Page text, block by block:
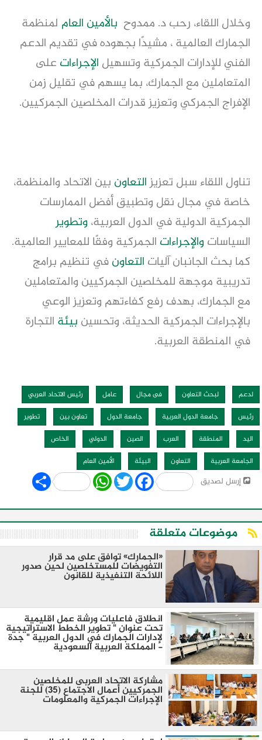
وخلال اللقاء، رحب د. ممدوح بالأمين العام لمنظمة
الجمارك العالمية ، مشيدًا بجهوده في تقديم الدعم
الفني للإدارات الجمركية وتسهيل الإجراءات على
المتعاملين مع الجمارك، بما يسهم في تقليل زمن
الإفراج الجمركي وتعزيز قدرات المخلصين الجمركيين.
تناول اللقاء سبل تعزيزالتعاون بين الاتحاد والمنظمة،
خاصة في مجال نقل وتطبيق أفضل الممارسات
الجمركية الدولية في الدول العربية،وتطوير
السياساتوالإجراءات الجمركية وفقًا للمعايير العالمية.
كما بحث الجانبان آليات التعاونفي تنظيم برامج
تدريبية موجهة للمخلصين الجمركيين والمتعاملين
مع الجمارك، بهدف رفع كفاءتهم وتعزيز الوعي
بالإجراءات الجمركية الحديثة، وتحسين بيئة التجارة
في المنطقة العربية.
لدعم لبحث التعاون فى مجال عامل
رئيس الاتحاد العربي
رئيس
جامعة الدول العربية جامعة الدول تعاون بين
تطوير
اليد
المنطقة العرب الصين الدولي
الخاص
الجامعة العربية
التعاون البيئة الأمين العام
إرسل لصديق Share WhatsApp
Twitter Facebook
موضوعات متعلقة
«الجمارك» توافق على مد قرار
التفويضات للمستخلصين لحين صدور
اللائحة التنفيذية للقانون
انطلاق فاعليات ورشة عمل اقليمية
تحت عنوان " تطوير الخطط الاستراتيجية
لإدارات الجمارك في الدول العربية " جدة
- المملكة العربية السعودية
مشاركة الاتحاد العربى للمخلصين
الجمركيين أعمال الاجتماع (35) للجنة
الإجراءات الجمركية والمعلومات